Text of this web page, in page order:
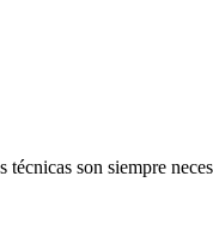
son siempre